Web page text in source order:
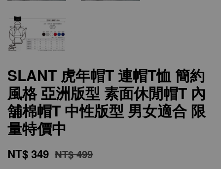
SLANT 虎年帽T 連帽T恤 簡約
風格 亞洲版型 素面休閒帽T 內
舖棉帽T 中性版型 男女適合 限
量特價中
NT$ 349 NT$ 499